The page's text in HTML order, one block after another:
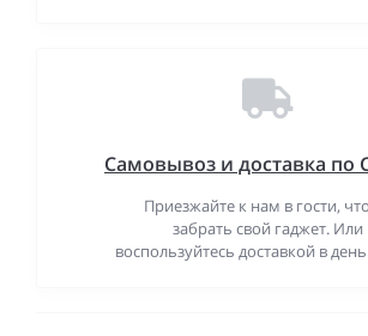
Самовывоз и доставка по
Приезжайте к нам в гости,
забрать свой гаджет. Или
воспользуйтесь доставкой в день